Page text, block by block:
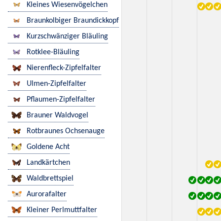
Kleines Wiesenvögelchen
Braunkolbiger Braundickkopf
Kurzschwänziger Bläuling
Rotklee-Bläuling
Nierenfleck-Zipfelfalter
Ulmen-Zipfelfalter
Pflaumen-Zipfelfalter
Brauner Waldvogel
Rotbraunes Ochsenauge
Goldene Acht
Landkärtchen
Waldbrettspiel
Aurorafalter
Kleiner Perlmuttfalter